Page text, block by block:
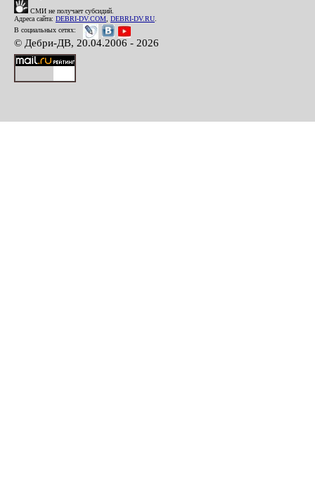
СМИ не получает субсидий.
Адреса сайта: DEBRI-DV.COM DEBRI-DV.RU
В социальных сетях:
© Дебри-ДВ, 20.04.2006 - 2026